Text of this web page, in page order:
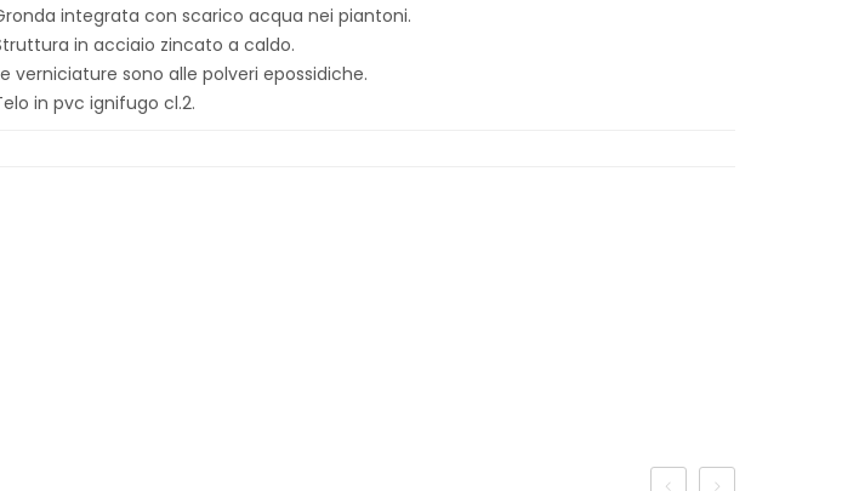
integrata con scarico acqua nei piantoni.
in acciaio zincato a caldo.
verniciature sono alle polveri epossidiche.
in pvc ignifugo cl.2.